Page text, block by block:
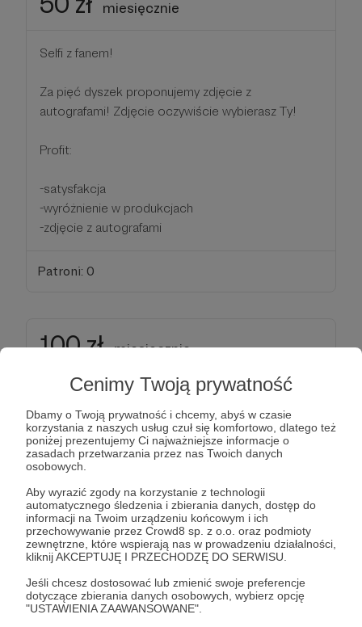
Cenimy Twoją prywatność
Dbamy o Twoją prywatność i chcemy, abyś w czasie
korzystania z naszych usług czuł się komfortowo, dlatego też
poniżej prezentujemy Ci najważniejsze informacje o
zasadach przetwarzania przez nas Twoich danych
osobowych.
Aby wyrazić zgody na korzystanie z technologii
automatycznego śledzenia i zbierania danych, dostęp do
informacji na Twoim urządzeniu końcowym i ich
przechowywanie przez Crowd8 sp. z o.o. oraz podmioty
zewnętrzne, które wspierają nas w prowadzeniu działalności,
kliknij AKCEPTUJĘ I PRZECHODZĘ DO SERWISU.
Jeśli chcesz dostosować lub zmienić swoje preferencje
dotyczące zbierania danych osobowych, wybierz opcję
"USTAWIENIA ZAAWANSOWANE".
miesięcznie
Selfi z fanem!
Za pięć dyszek proponujemy zdjęcie z
autografami! Zdjęcie oczywiście wybierasz Ty!
Profit:
-satysfakcja
-wyróżnienie w produkcjach
-zdjęcie z autografami
Patroni: 0
100 zł miesięcznie
Robi się ciekawie!
Stówka miesięcznie to spory wydatek, jednak
odwdzięczymy się wybraną koszulką z nadrukiem
wraz z autografami twórców oraz pamiątkowym
zdjęciem!
Profit:
-satysfakcja
-wyróżnienie w produkcjach
-koszulka z nadrukiem wraz z autografami